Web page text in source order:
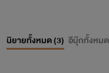
นิยายทั้งหมด (3) อีบุ๊กทั้งหม